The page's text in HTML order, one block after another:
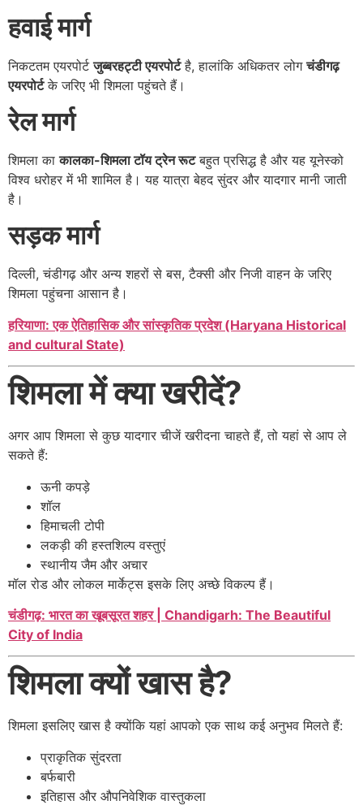
हवाई मार्ग
निकटतम एयरपोर्टजुब्बरहट्टी एयरपोर्टहै, हालांकि अधिकतर लोगचंडीगढ़
एयरपोर्टके जरिए भी शिमला पहुंचते हैं।
रेल मार्ग
शिमला काकालका-शिमला टॉय ट्रेन रूटबहुत प्रसिद्ध है और यह यूनेस्को
विश्व धरोहर में भी शामिल है। यह यात्रा बेहद सुंदर और यादगार मानी जाती
है।
सड़क मार्ग
दिल्ली, चंडीगढ़ और अन्य शहरों से बस, टैक्सी और निजी वाहन के जरिए
शिमला पहुंचना आसान है।
हरियाणा: एक ऐतिहासिक और सांस्कृतिक प्रदेश (Haryana Historical
and cultural State)
शिमला में क्या खरीदें?
अगर आप शिमला से कुछ यादगार चीजें खरीदना चाहते हैं, तो यहां से आप ले
सकते हैं:
ऊनी कपड़े
शॉल
हिमाचली टोपी
लकड़ी की हस्तशिल्प वस्तुएं
स्थानीय जैम और अचार
मॉल रोड और लोकल मार्केट्स इसके लिए अच्छे विकल्प हैं।
चंडीगढ़: भारत का खूबसूरत शहर | Chandigarh: The Beautiful
City of India
शिमला क्यों खास है?
शिमला इसलिए खास है क्योंकि यहां आपको एक साथ कई अनुभव मिलते हैं:
प्राकृतिक सुंदरता
बर्फबारी
इतिहास और औपनिवेशिक वास्तुकला